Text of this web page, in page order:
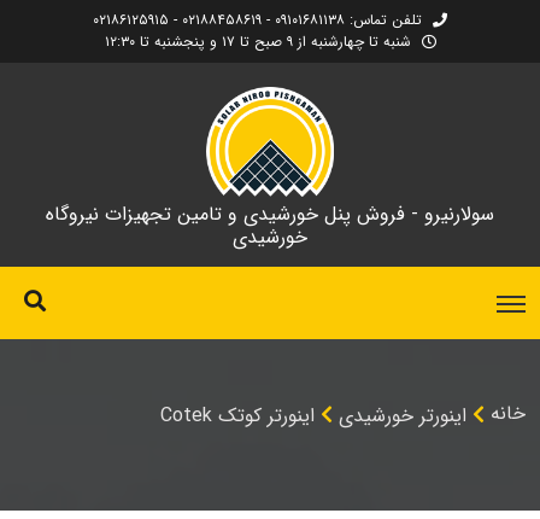
تلفن تماس: ۰۹۱۰۱۶۸۱۱۳۸ - ۰۲۱۸۸۴۵۸۶۱۹ - ۰۲۱۸۶۱۲۵۹۱۵
شنبه تا چهارشنبه از ۹ صبح تا ۱۷ و پنجشنبه تا ۱۲:۳۰
سولارنیرو - فروش پنل خورشیدی و تامین تجهیزات نیروگاه
خورشیدی
خانه اینورتر خورشیدی اینورتر کوتک Cotek